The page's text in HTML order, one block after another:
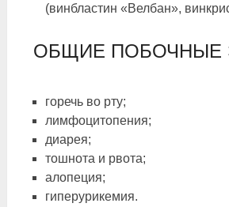
(винбластин «Велбан»,
ОБЩИЕ ПОБОЧНЫЕ
горечь во рту;
лимфоцитопения;
диарея;
тошнота и рвота;
алопеция;
гиперурикемия.